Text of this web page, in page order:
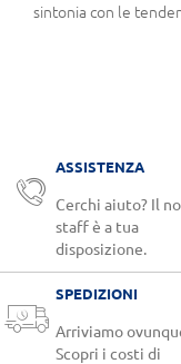
sintonia con le
ASSISTENZA
Cerchi aiuto? Il
staff è a tua
disposizione.
SPEDIZIONI
Arriviamo
Scopri i costi di